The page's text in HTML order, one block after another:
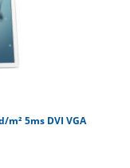
m² 5ms DVI VGA